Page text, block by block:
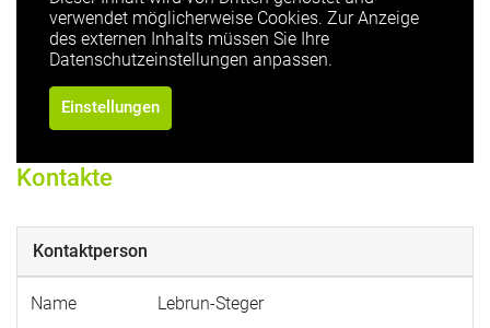
verwendet möglicherweise Cookies. Zur Anzeige
des externen Inhalts müssen Sie Ihre
Datenschutzeinstellungen anpassen.
Einstellungen
Kontakte
Kontaktperson
Name Lebrun-Steger